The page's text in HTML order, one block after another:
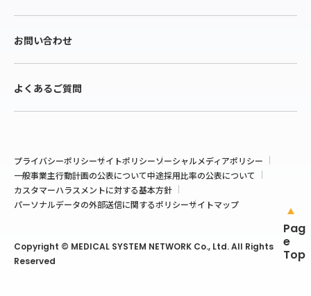
Pag
e
Top
お問い合わせ
よくあるご質問
プライバシーポリシーサイトポリシーソーシャルメディアポリシー
一般事業主行動計画の公表について中途採用比率の公表について
カスタマーハラスメントに対する基本方針
パーソナルデータの外部送信に関するポリシーサイトマップ
Copyright © MEDICAL SYSTEM NETWORK Co., Ltd. All Rights
Reserved